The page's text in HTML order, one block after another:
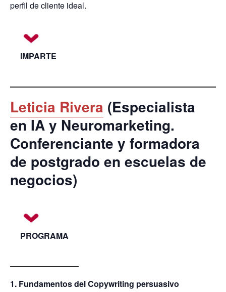
perfil de cliente ideal.
IMPARTE
Leticia Rivera (Especialista
en IAy Neuromarketing.
Conferenciante y formadora
de postgrado en escuelas de
negocios)
PROGRAMA
1. Fundamentos del Copywriting persuasivo